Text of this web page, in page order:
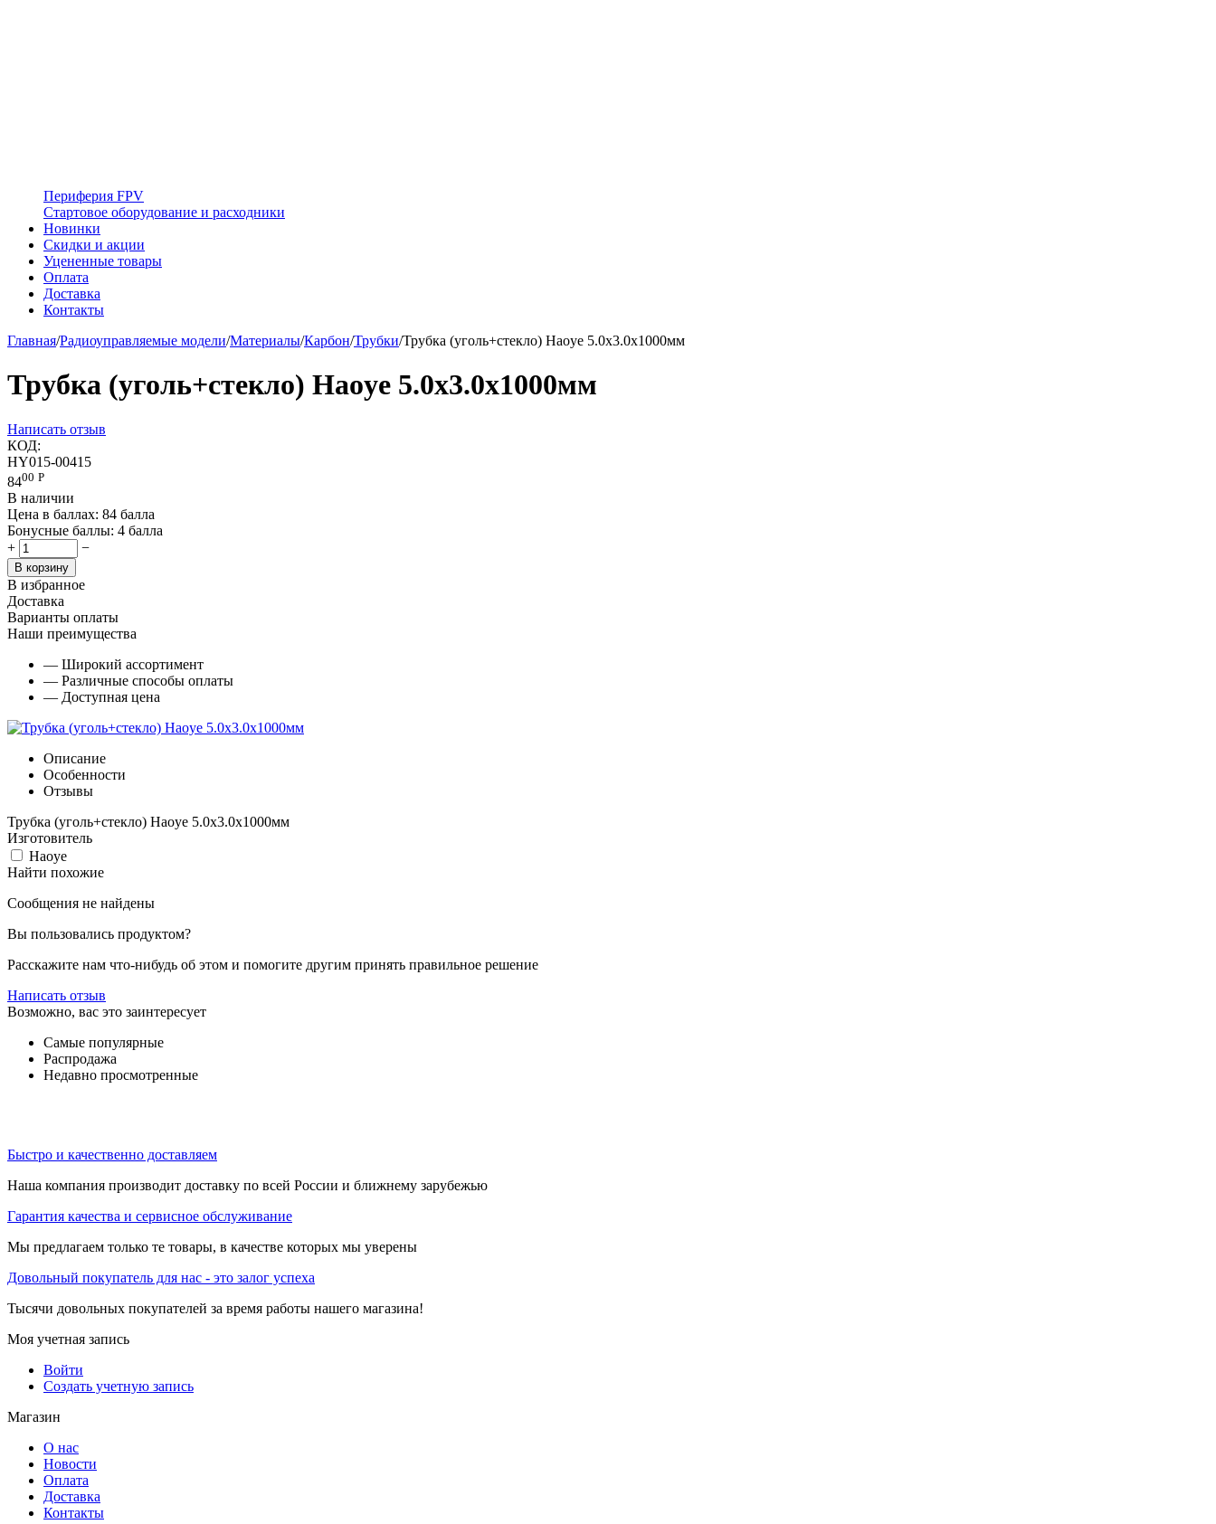
Периферия FPV
Стартовое оборудование и расходники
Новинки
Скидки и акции
Уцененные товары
Оплата
Доставка
Контакты
Главная/Радиоуправляемые модели/Материалы/Карбон/Трубки/Трубка (уголь+стекло) Haoye 5.0x3.0x1000мм
Трубка (уголь+стекло) Haoye 5.0x3.0x1000мм
Написать отзыв
КОД:
HY015-00415
8400 Р
В наличии
Цена в баллах: 84 балла
Бонусные баллы: 4 балла
+
−
В корзину
В избранное
Доставка
Варианты оплаты
Наши преимущества
— Широкий ассортимент
— Различные способы оплаты
— Доступная цена
Описание
Особенности
Отзывы
Трубка (уголь+стекло) Haoye 5.0x3.0x1000мм
Изготовитель
Haoye
Найти похожие
Сообщения не найдены
Вы пользовались продуктом?
Расскажите нам что-нибудь об этом и помогите другим принять правильное решение
Написать отзыв
Возможно, вас это заинтересует
Самые популярные
Распродажа
Недавно просмотренные
Быстро и качественно доставляем
Наша компания производит доставку по всей России и ближнему зарубежью
Гарантия качества и сервисное обслуживание
Мы предлагаем только те товары, в качестве которых мы уверены
Довольный покупатель для нас - это залог успеха
Тысячи довольных покупателей за время работы нашего магазина!
Моя учетная запись
Войти
Создать учетную запись
Магазин
О нас
Новости
Оплата
Доставка
Контакты